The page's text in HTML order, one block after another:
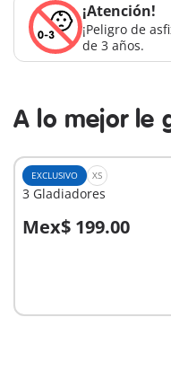
¡Atención!
¡Peligro de
de 3 años.
A lo mejor le
EXCLUSIVO XS
3 Gladiadores
Mex$ 199.00
A la cesta